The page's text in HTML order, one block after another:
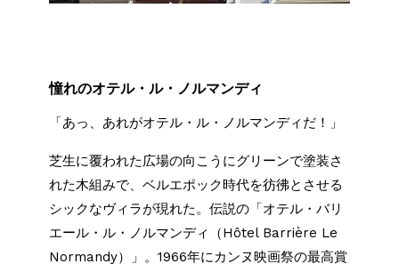
憧れのオテル・ル・ノルマンディ
「あっ、あれがオテル・ル・ノルマンディだ！」
芝生に覆われた広場の向こうにグリーンで塗装さ
れた木組みで、ベルエポック時代を彷彿とさせる
シックなヴィラが現れた。伝説の「オテル・バリ
エール・ル・ノルマンディ（Hôtel Barrière Le
Normandy）」。1966年にカンヌ映画祭の最高賞